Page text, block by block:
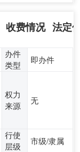
收费情况 法定
办件
类型
即办件
权力
来源
无
行使
层级
市级/隶属